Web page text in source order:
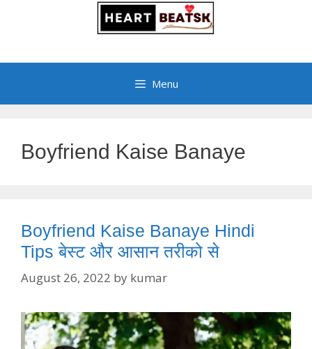
Menu
Boyfriend Kaise Banaye
Boyfriend Kaise Banaye Hindi
Tips बेस्ट और आसान तरीको से
August 26, 2022 by kumar